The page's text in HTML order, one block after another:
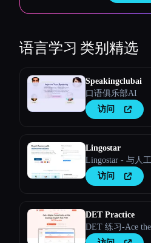
语言学习 类别精选
Speakingclubai
口语俱乐部AI
访问
Lingostar
Lingostar - 与人
访问
DET Practice
DET 练习-Ace